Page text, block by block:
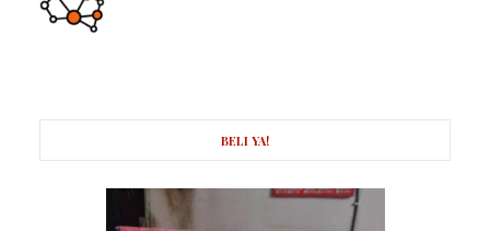
BELI YA!